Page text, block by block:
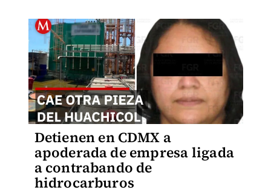
Detienen en CDMX a
apoderada de empresa ligada
a contrabando de
hidrocarburos